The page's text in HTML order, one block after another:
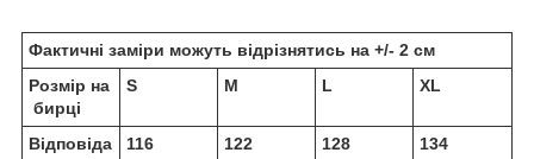
Фактичні заміри можуть відрізнятись на +/- 2 см
Розмір на
бирці
S M L XL
Відповіда
116 122 128 134